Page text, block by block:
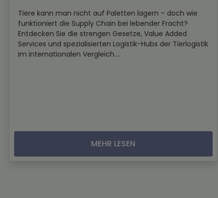
Tiere kann man nicht auf Paletten lagern – doch wie
funktioniert die Supply Chain bei lebender Fracht?
Entdecken Sie die strengen Gesetze, Value Added
Services und spezialisierten Logistik-Hubs der Tierlogistik
im internationalen Vergleich....
MEHR LESEN